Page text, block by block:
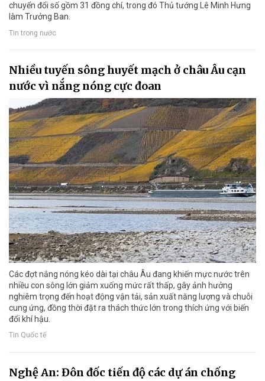
chuyển đổi số gồm 31 đồng chí, trong đó Thủ tướng Lê Minh Hưng
làm Trưởng Ban.
Tin trong nước
Nhiều tuyến sông huyết mạch ở châu Âu cạn
nước vì nắng nóng cực đoan
Các đợt nắng nóng kéo dài tại châu Âu đang khiến mực nước trên
nhiều con sông lớn giảm xuống mức rất thấp, gây ảnh hưởng
nghiêm trọng đến hoạt động vận tải, sản xuất năng lượng và chuỗi
cung ứng, đồng thời đặt ra thách thức lớn trong thích ứng với biến
đổi khí hậu.
Tin Quốc tế
Nghệ An: Đôn đốc tiến độ các dự án chống